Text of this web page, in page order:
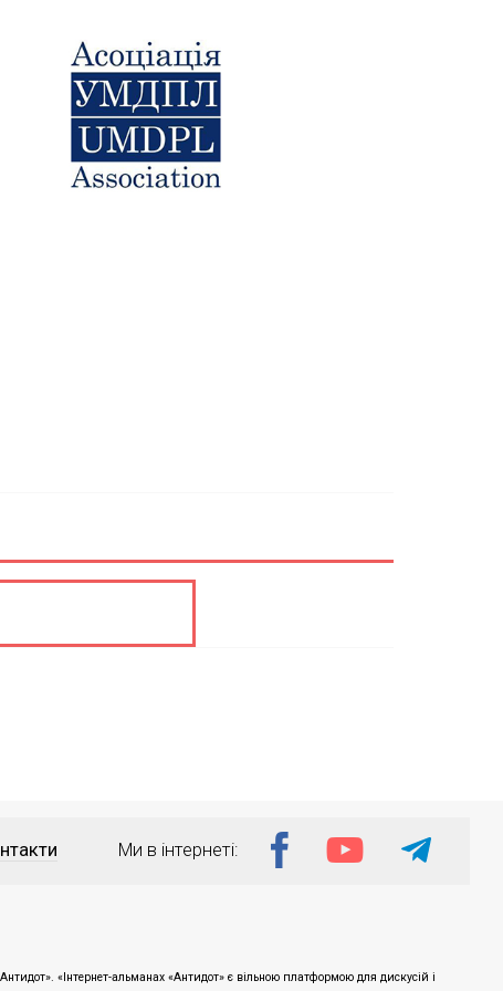
Ми в інтернеті:
«Інтернет-альманах «Антидот» є вільною платформою для дискусій і